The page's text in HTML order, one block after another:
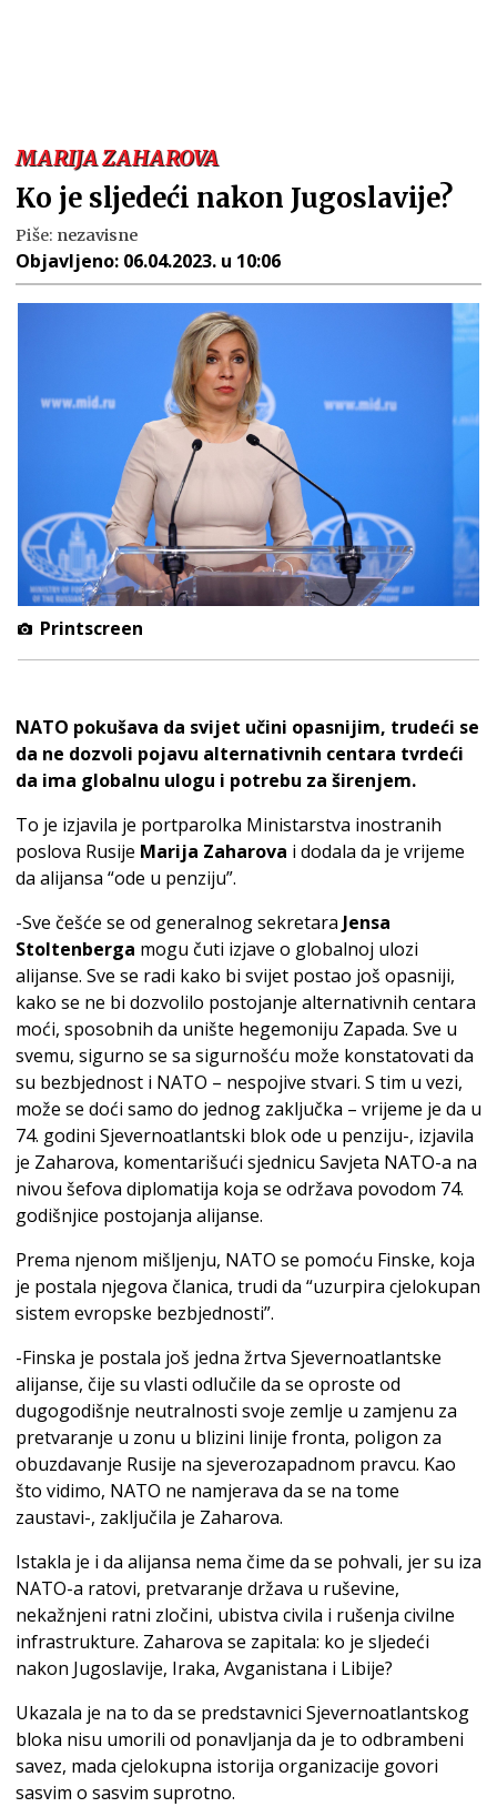
MARIJA ZAHAROVA
Ko je sljedeći nakon Jugoslavije?
Piše: nezavisne
Objavljeno: 06.04.2023. u 10:06
Printscreen
NATO pokušava da svijet učini opasnijim, trudeći se
da ne dozvoli pojavu alternativnih centara tvrdeći
da ima globalnu ulogu i potrebu za širenjem.
To je izjavila je portparolka Ministarstva inostranih
poslova Rusije Marija Zaharova i dodala da je vrijeme
da alijansa “ode u penziju”.
-Sve češće se od generalnog sekretara Jensa
Stoltenberga mogu čuti izjave o globalnoj ulozi
alijanse. Sve se radi kako bi svijet postao još opasniji,
kako se ne bi dozvolilo postojanje alternativnih centara
moći, sposobnih da unište hegemoniju Zapada. Sve u
svemu, sigurno se sa sigurnošću može konstatovati da
su bezbjednost i NATO – nespojive stvari. S tim u vezi,
može se doći samo do jednog zaključka – vrijeme je da u
74. godini Sjevernoatlantski blok ode u penziju-, izjavila
je Zaharova, komentarišući sjednicu Savjeta NATO-a na
nivou šefova diplomatija koja se održava povodom 74.
godišnjice postojanja alijanse.
Prema njenom mišljenju, NATO se pomoću Finske, koja
je postala njegova članica, trudi da “uzurpira cjelokupan
sistem evropske bezbjednosti”.
-Finska je postala još jedna žrtva Sjevernoatlantske
alijanse, čije su vlasti odlučile da se oproste od
dugogodišnje neutralnosti svoje zemlje u zamjenu za
pretvaranje u zonu u blizini linije fronta, poligon za
obuzdavanje Rusije na sjeverozapadnom pravcu. Kao
što vidimo, NATO ne namjerava da se na tome
zaustavi-, zaključila je Zaharova.
Istakla je i da alijansa nema čime da se pohvali, jer su iza
NATO-a ratovi, pretvaranje država u ruševine,
nekažnjeni ratni zločini, ubistva civila i rušenja civilne
infrastrukture. Zaharova se zapitala: ko je sljedeći
nakon Jugoslavije, Iraka, Avganistana i Libije?
Ukazala je na to da se predstavnici Sjevernoatlantskog
bloka nisu umorili od ponavljanja da je to odbrambeni
savez, mada cjelokupna istorija organizacije govori
sasvim o sasvim suprotno.